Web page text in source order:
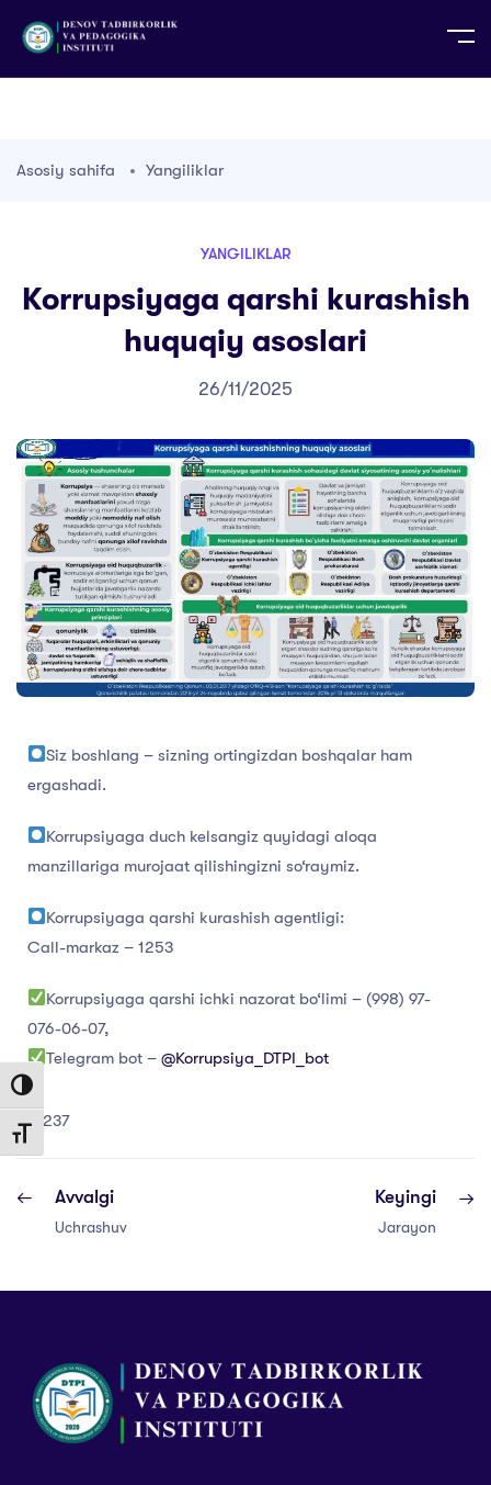
Toggle High Contrast
Toggle Font size
TG TR
Asosiy sahifa Yangiliklar
YANGILIKLAR
Korrupsiyaga qarshi kurashish
huquqiy asoslari
26/11/2025
Siz boshlang – sizning ortingizdan boshqalar ham
ergashadi.
Korrupsiyaga duch kelsangiz quyidagi aloqa
manzillariga murojaat qilishingizni so‘raymiz.
Korrupsiyaga qarshi kurashish agentligi:
Call-markaz – 1253
Korrupsiyaga qarshi ichki nazorat bo‘limi – (998) 97-
076-06-07,
Telegram bot –@Korrupsiya_DTPI_bot
237
Avvalgi
Uchrashuv
Keyingi
Jarayon